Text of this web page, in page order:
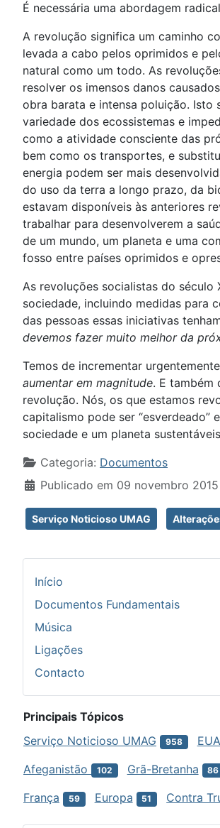
É necessária uma abordagem
A revolução significa um caminho
levada a cabo pelos oprimidos e
natural como um todo. As
resolver os imensos danos
obra barata e intensa poluição.
variedade dos ecossistemas e
como a atividade consciente das
bem como os transportes, e
energia podem ser mais
do uso da terra a longo prazo, da
estavam disponíveis às anteriores
trabalhar para desenvolverem a
de um mundo, um planeta e uma
fosso entre países oprimidos e
As revoluções socialistas do século
sociedade, incluindo medidas para
das pessoas essas iniciativas
devemos fazer muito melhor da
Temos de incrementar
aumentar em magnitude. E também
revolução. Nós, os que estamos
capitalismo pode ser “esverdeado”
sociedade e um planeta
Detalhes
Categoria: Documentos
Publicado em 09 novembro 2015
Serviço Noticioso UMAG
Início
Documentos Fundamentais
Música
Ligações
Contacto
Principais Tópicos
Serviço Noticioso UMAG
958 EUA
Afeganistão 102 Grã-Bretanha 86
França 59 Europa 51 Contra